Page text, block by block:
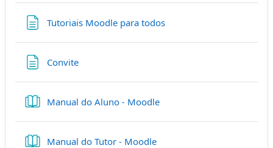
Tutoriais Moodle para todosPágina
ConvitePágina
Manual do Aluno - MoodleLivro
Manual do Tutor - MoodleLivro